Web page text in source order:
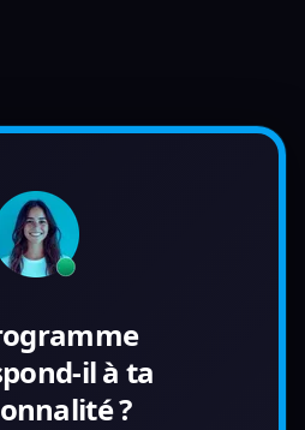
il à ta
?